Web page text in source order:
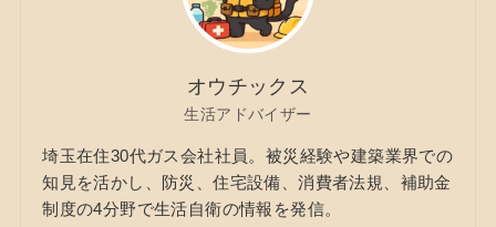
オウチックス
生活アドバイザー
埼玉在住30代ガス会社社員。被災経験や建築業界での
知見を活かし、防災、住宅設備、消費者法規、補助金
制度の4分野で生活自衛の情報を発信。